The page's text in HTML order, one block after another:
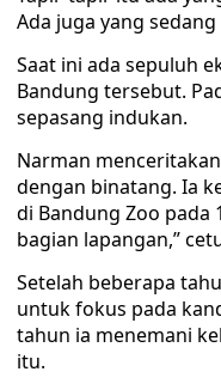
Ada juga yang
Saat ini ada sepuluh
Bandung tersebut.
sepasang indukan.
Narman
dengan binatang. Ia
di Bandung Zoo pada
bagian lapangan,”
Setelah beberapa
untuk fokus pada
tahun ia menemani
itu.